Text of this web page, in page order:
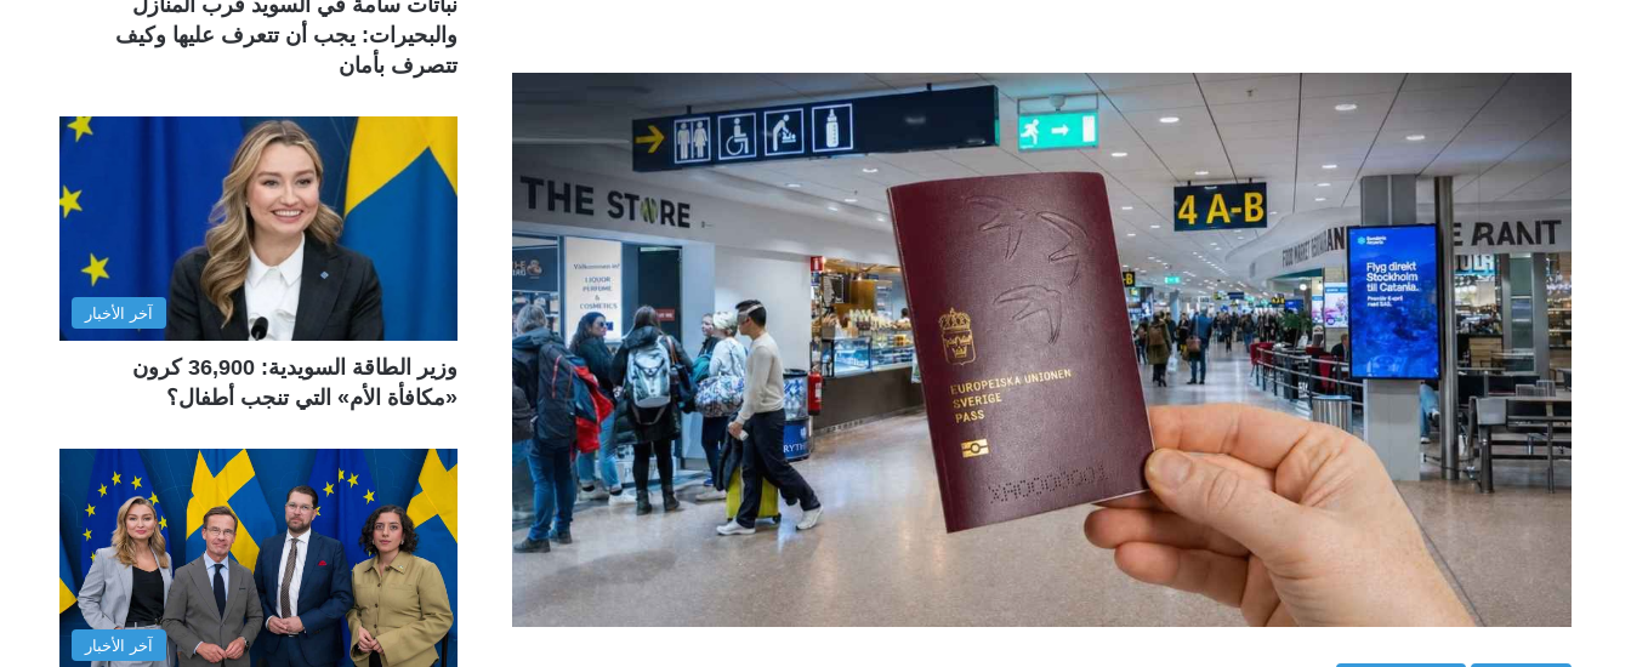
نباتات سامة في السويد قرب المنازل
والبحيرات: يجب أن تتعرف عليها وكيف
تتصرف بأمان
آخر الأخبار
وزير الطاقة السويدية: 36,900 كرون
«مكافأة الأم» التي تنجب أطفال؟
آخر الأخبار